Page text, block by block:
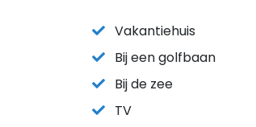
Vakantiehuis
Bij een golfbaan
Bij de zee
TV